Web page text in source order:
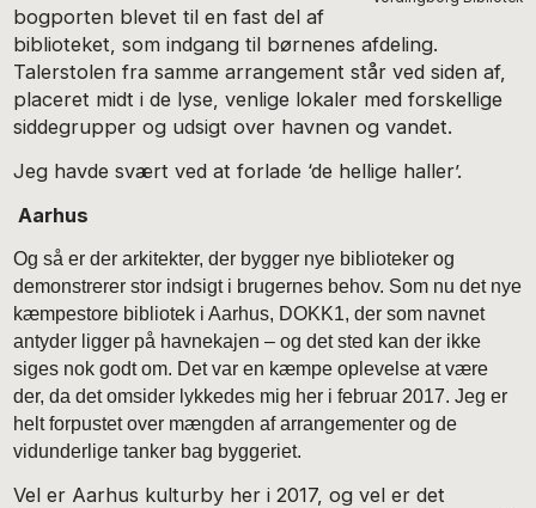
bogporten blevet til en fast del af
biblioteket, som indgang til børnenes afdeling.
Talerstolen fra samme arrangement står ved siden af,
placeret midt i de lyse, venlige lokaler med forskellige
siddegrupper og udsigt over havnen og vandet.
Jeg havde svært ved at forlade ‘de hellige haller’.
Aarhus
Og så er der arkitekter, der bygger nye biblioteker og
demonstrerer stor indsigt i brugernes behov. Som nu det nye
kæmpestore bibliotek i Aarhus, DOKK1, der som navnet
antyder ligger på havnekajen – og det sted kan der ikke
siges nok godt om. Det var en kæmpe oplevelse at være
der, da det omsider lykkedes mig her i februar 2017. Jeg er
helt forpustet over mængden af arrangementer og de
vidunderlige tanker bag byggeriet.
Vel er Aarhus kulturby her i 2017, og vel er det